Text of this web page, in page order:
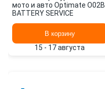
мото и авто Optimate O02B
BATTERY SERVICE
В корзину
15 - 17 августа